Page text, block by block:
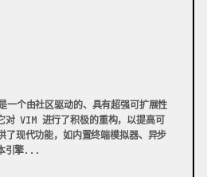
一个由社区驱动的、具有超强可扩展性
对 VIM 进行了积极的重构，以提高可
了现代功能，如内置终端模拟器、异步
引擎...